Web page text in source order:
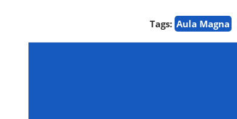
Tags: Aula Magna